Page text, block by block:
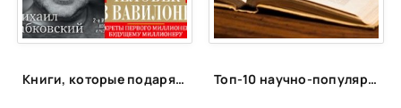
Книги, которые подарят энергию Топ-10 научно-популярных книг, которые расскажут о космосе, физике, экономике и биологии